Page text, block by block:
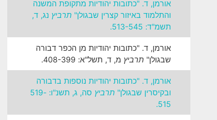
אורמן, ד. "כתובות יהודיות מתקופת המשנה
והתלמוד באיזור קצרין שבגולן" תרביץ נג, ד,
תשמ"ד: 513-545.
אורמן, ד. "כתובות יהודיות מן הכפר דבורה
שבגולן" תרביץ מ, ד, תשל"א: 408-399.
אורמן, ד. "כתובות יהודיות נוספות בדבורה
ובקיסרין שבגולן" תרביץ
סה, ג, תשנ"ו: 519-
515.